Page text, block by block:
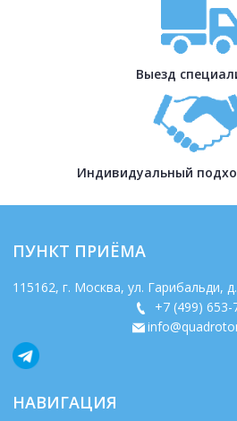
Выезд
Индивидуальный
ПУНКТ ПРИЁМА
115162, г. Москва, ул. Гарибальди,
+7 (499) 653-
НАВИГАЦИЯ